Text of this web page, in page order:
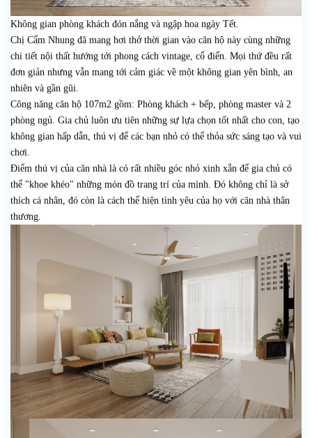
Không gian phòng khách đón nắng và ngập hoa ngày Tết.
Chị Cẩm Nhung đã mang hơi thở thời gian vào căn hộ này cùng những
chi tiết nội thất hướng tới phong cách vintage, cổ điển. Mọi thứ đều rất
đơn giản nhưng vẫn mang tới cảm giác về một không gian yên bình, an
nhiên và gần gũi.
Công năng căn hộ 107m2 gồm: Phòng khách + bếp, phòng master và 2
phòng ngủ. Gia chủ luôn ưu tiên những sự lựa chọn tốt nhất cho con, tạo
không gian hấp dẫn, thú vị để các bạn nhỏ có thể thỏa sức sáng tạo và vui
chơi.
Điểm thú vị của căn nhà là có rất nhiều góc nhỏ xinh xắn để gia chủ có
thể "khoe khéo" những món đồ trang trí của mình. Đó không chỉ là sở
thích cá nhân, đó còn là cách thể hiện tình yêu của họ với căn nhà thân
thương.